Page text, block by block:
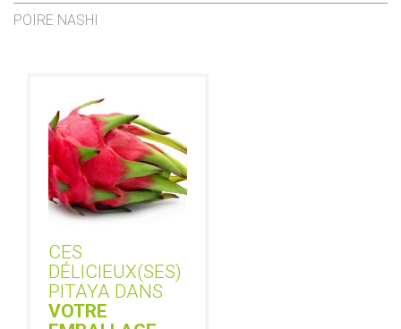
POIRE NASHI
CES
DÉLICIEUX(SES)
PITAYA DANS
VOTRE